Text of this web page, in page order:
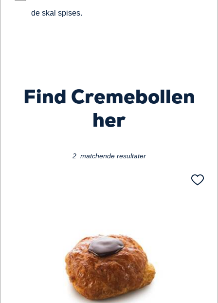
de skal spises.
Find Cremebollen
her
2 matchende resultater